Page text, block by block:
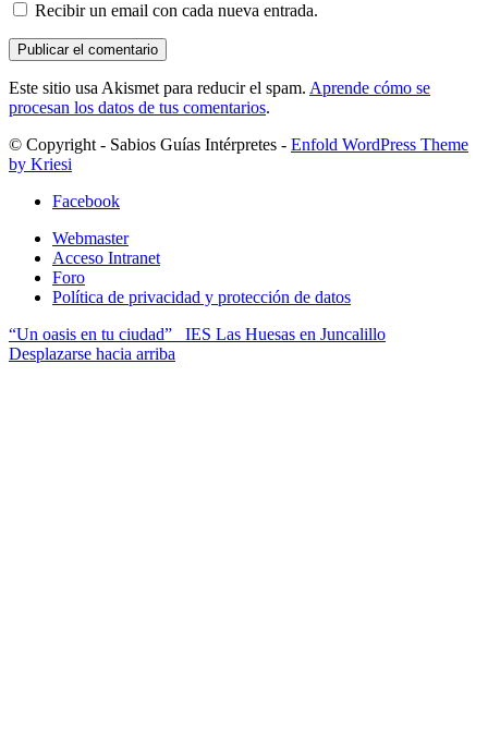
Recibir un email con cada nueva entrada.
Este sitio usa Akismet para reducir el spam. Aprende cómo se
procesan los datos de tus comentarios.
© Copyright - Sabios Guías Intérpretes - Enfold WordPress Theme
by Kriesi
Facebook
Webmaster
Acceso Intranet
Foro
Política de privacidad y protección de datos
“Un oasis en tu ciudad”
IES Las Huesas en Juncalillo
Desplazarse hacia arriba